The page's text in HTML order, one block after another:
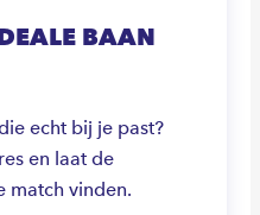
BAAN
echt bij je past?
en laat de
match vinden.